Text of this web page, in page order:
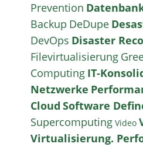
Prevention
Backup DeDupe
DevOps Disaster
Filevirtualisierung
Computing IT-
Netzwerke
Cloud Software
Supercomputing Video
Virtualisierung.